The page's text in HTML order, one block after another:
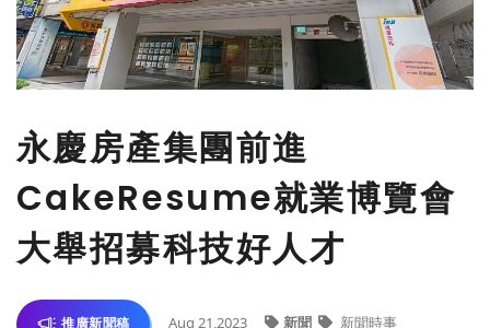
永慶房產集團前進
CakeResume就業博覽會
大舉招募科技好人才
推廣新聞稿 Aug 21,2023 新聞 新聞時事